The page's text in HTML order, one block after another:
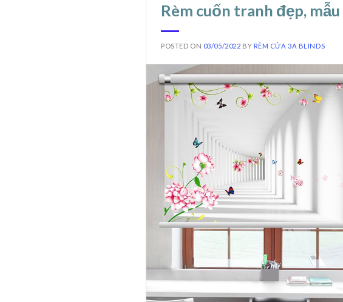
Rèm cuốn tranh đẹp,
POSTED ON 03/05/2022 BY RÈM CỬA 3A BLINDS